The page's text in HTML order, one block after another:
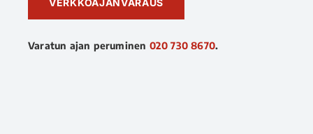
Varatun ajan peruminen 020 730 8670.